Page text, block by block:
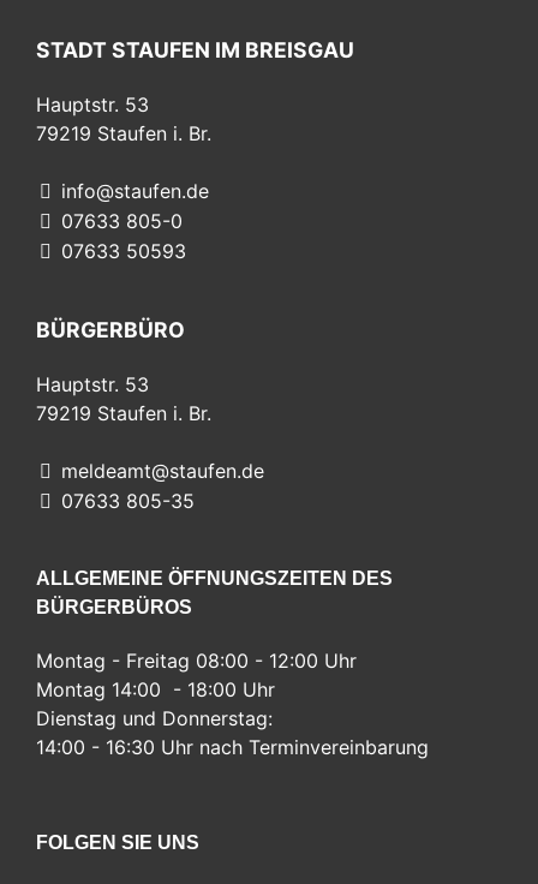
STADT STAUFEN IM BREISGAU
Hauptstr. 53
79219 Staufen i. Br.
info@staufen.de
07633 805-0
07633 50593
BÜRGERBÜRO
Hauptstr. 53
79219 Staufen i. Br.
meldeamt@staufen.de
07633 805-35
ALLGEMEINE ÖFFNUNGSZEITEN DES
BÜRGERBÜROS
Montag - Freitag 08:00 - 12:00 Uhr
Montag 14:00 - 18:00 Uhr
Dienstag und Donnerstag:
14:00 - 16:30 Uhr nach Terminvereinbarung
FOLGEN SIE UNS